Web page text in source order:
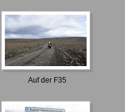
Auf der F35